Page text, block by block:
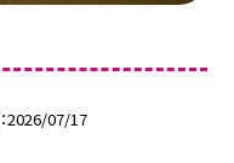
2026/07/17